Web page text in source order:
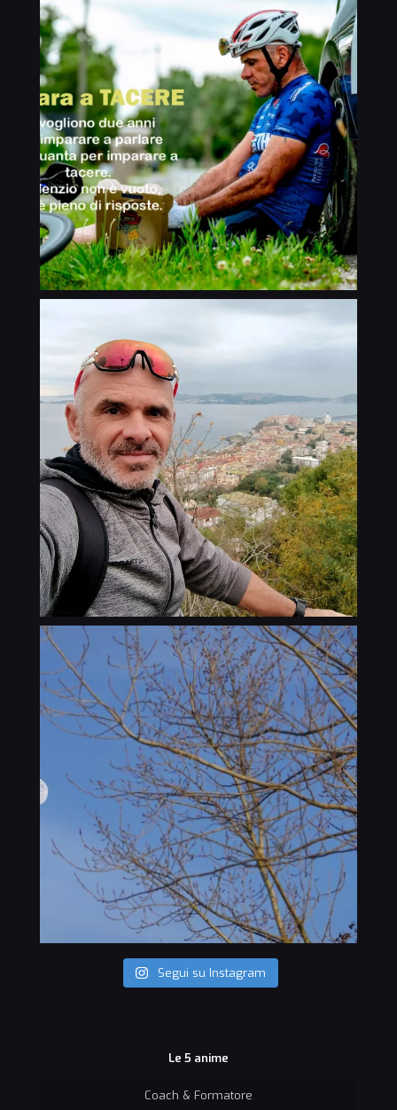
nessuno in quel momento lo aveva
raggiunto in bici. Non rimango tanto
tempo, sia per la temperatura che per la
strada ancora da percorrere, che con
molta probabilità, sarà gran parte in
discesa. Saluto le persone presenti
(pochissime) e riparto per raggiungere
l’arrivo di tappa della giornata, esausto
ma con il cuore pieno d’orgoglio per
essere arrivati a cinquemila metri.
Segui su Instagram
Le 5 anime
Coach & Formatore